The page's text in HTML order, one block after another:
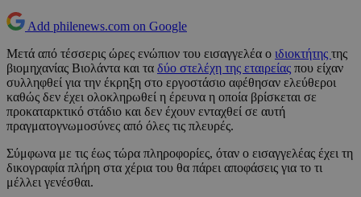
Add philenews.com on Google
Μετά από τέσσερις ώρες ενώπιον του εισαγγελέα ο ιδιοκτήτης της
βιομηχανίας Βιολάντα και τα δύο στελέχη της εταιρείας που είχαν
συλληφθεί για την έκρηξη στο εργοστάσιο αφέθησαν ελεύθεροι
καθώς δεν έχει ολοκληρωθεί η έρευνα η οποία βρίσκεται σε
προκαταρκτικό στάδιο και δεν έχουν ενταχθεί σε αυτή
πραγματογνωμοσύνες από όλες τις πλευρές.
Σύμφωνα με τις έως τώρα πληροφορίες, όταν ο εισαγγελέας έχει τη
δικογραφία πλήρη στα χέρια του θα πάρει αποφάσεις για το τι
μέλλει γενέσθαι.